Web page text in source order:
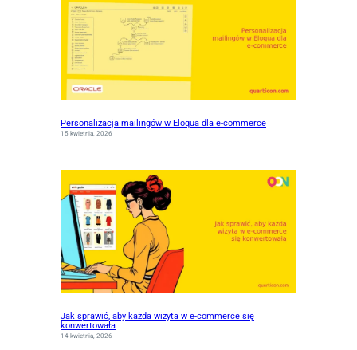
Personalizacja mailingów w Eloqua dla e-commerce
15 kwietnia, 2026
Jak sprawić, aby każda wizyta w e-commerce się
konwertowała
14 kwietnia, 2026